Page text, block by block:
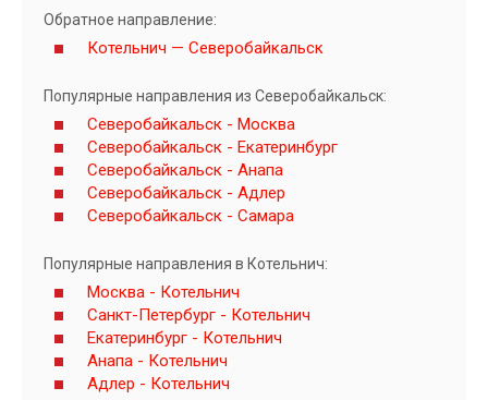
Обратное направление:
Котельнич — Северобайкальск
Популярные направления из Северобайкальск:
Северобайкальск - Москва
Северобайкальск - Екатеринбург
Северобайкальск - Анапа
Северобайкальск - Адлер
Северобайкальск - Самара
Популярные направления в Котельнич:
Москва - Котельнич
Санкт-Петербург - Котельнич
Екатеринбург - Котельнич
Анапа - Котельнич
Адлер - Котельнич